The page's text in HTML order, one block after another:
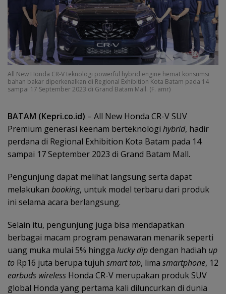
All New Honda CR-V teknologi powerful hybrid engine hemat konsumsi
bahan bakar diperkenalkan di Regional Exhibition Kota Batam pada 14
sampai 17 September 2023 di Grand Batam Mall. (F. amr)
BATAM (Kepri.co.id) – All New Honda CR-V SUV
Premium generasi keenam berteknologi hybrid, hadir
perdana di Regional Exhibition Kota Batam pada 14
sampai 17 September 2023 di Grand Batam Mall.
Pengunjung dapat melihat langsung serta dapat
melakukan booking, untuk model terbaru dari produk
ini selama acara berlangsung.
Selain itu, pengunjung juga bisa mendapatkan
berbagai macam program penawaran menarik seperti
uang muka mulai 5% hingga lucky dipdengan hadiah up
to Rp16 juta berupa tujuh smart tab, lima smartphone, 12
earbuds wireless Honda CR-V merupakan produk SUV
global Honda yang pertama kali diluncurkan di dunia